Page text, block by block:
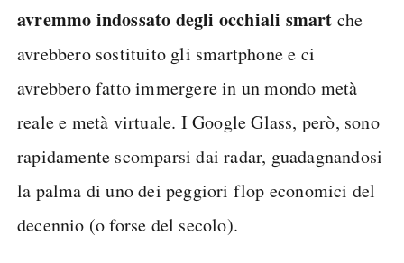
avremmo indossato degli occhiali smart che
avrebbero sostituito gli smartphone e ci
avrebbero fatto immergere in un mondo metà
reale e metà virtuale. I Google Glass, però, sono
rapidamente scomparsi dai radar, guadagnandosi
la palma di uno dei peggiori flop economici del
decennio (o forse del secolo).